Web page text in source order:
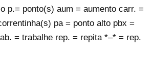
p.= ponto(s) aum = aumento carr. =
pa = ponto alto pbx =
= trabalhe rep. = repita *–* = rep.